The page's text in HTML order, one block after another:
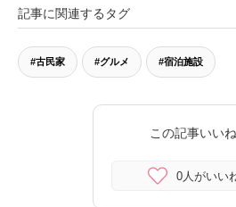
記事に関連するタグ
#古民家 #グルメ #宿泊施設
この記事いいね
0人がいい